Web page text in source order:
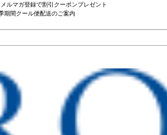
メルマガ登録で割引クーポンプレゼント
期間クール便配送のご案内